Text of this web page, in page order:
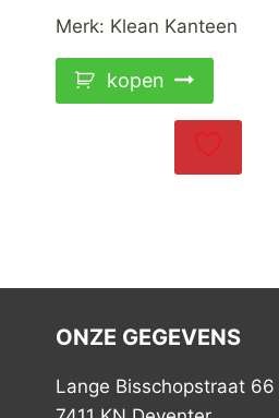
Merk: Klean Kanteen
kopen
ONZE GEGEVENS
Lange Bisschopstraat 66